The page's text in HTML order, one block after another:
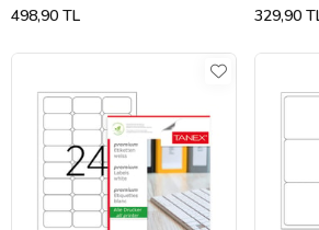
498,90 TL 329,90